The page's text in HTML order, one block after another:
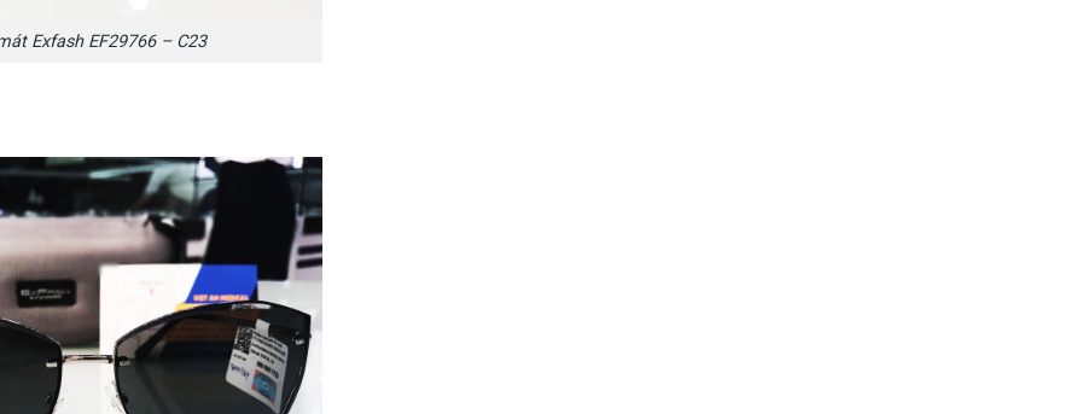
Exfash EF29766 – C23